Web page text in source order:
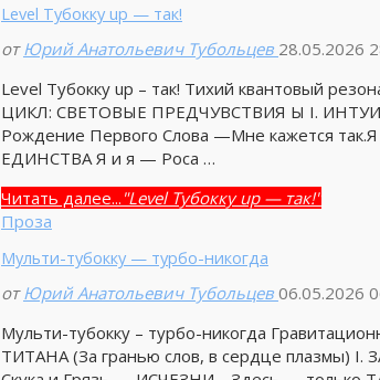
Level Тубокку up — так!
от Юрий Анатольевич Тубольцев 28.05.2026
Level Тубокку up – так! Тихий квантовый
ЦИКЛ: СВЕТОВЫЕ ПРЕДЧУВСТВИЯ Ы I.
Рождение Первого Слова —Мне кажется
ЕДИНСТВА Я и я — Роса …
Читать далее... "Level Тубокку up — так!"
Проза
Мульти-тубокку — турбо-никогда
от Юрий Анатольевич Тубольцев 06.05.2026
Мульти-тубокку – турбо-никогда
ТИТАНА (За гранью слов, в сердце